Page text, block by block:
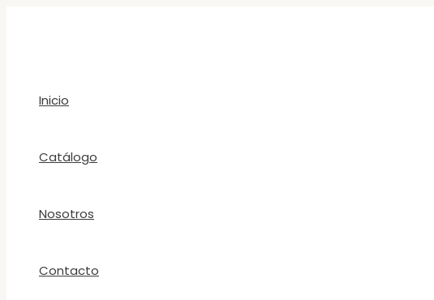
Inicio
Catálogo
Nosotros
Contacto